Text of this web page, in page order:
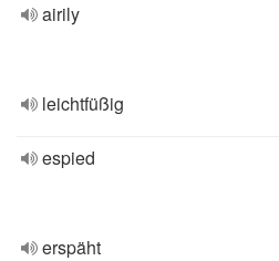
airily
leichtfüßig
espied
erspäht